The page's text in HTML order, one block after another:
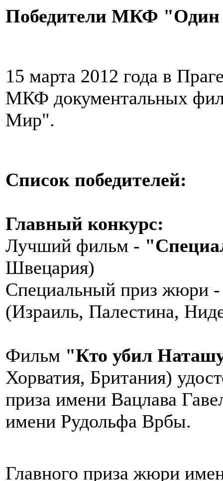
Победители МКФ "Один
15 марта 2012 года в
МКФ документальных
Мир".
Список победителей:
Главный конкурс:
Лучший фильм -
Швецария)
Специальный приз жюри
(Израиль, Палестина,
Фильм "Кто убил
Хорватия, Британия)
приза имени Вацлава
имени Рудольфа Врбы.
Главного приза жюри